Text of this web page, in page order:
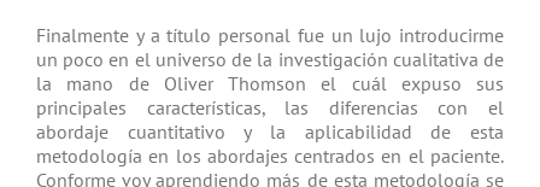
Finalmente y a título personal fue un lujo introducirme
un poco en el universo de la investigación cualitativa de
la mano de Oliver Thomson el cuál expuso sus
principales características, las diferencias con el
abordaje cuantitativo y la aplicabilidad de esta
metodología en los abordajes centrados en el paciente.
Conforme voy aprendiendo más de esta metodología se